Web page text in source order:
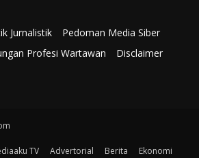
Jurnalistik
Pedoman Media Siber
Profesi Wartawan
Disclaimer
TV Advertorial Berita Ekonomi